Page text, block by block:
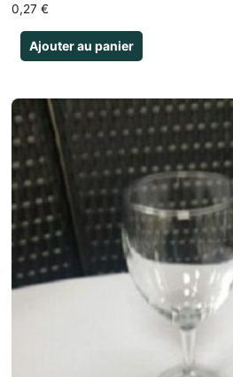
0,27 €
Ajouter au panier